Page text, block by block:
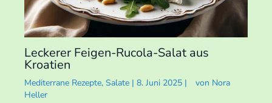
Leckerer Feigen-Rucola-Salat aus
Kroatien
Mediterrane Rezepte, Salate | 8. Juni 2025 | von Nora
Heller